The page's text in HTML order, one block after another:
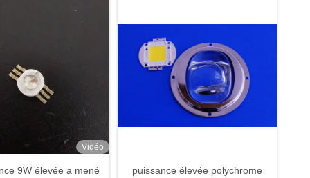
Vidéo
9W élevée a mené
puissance élevée polychrome